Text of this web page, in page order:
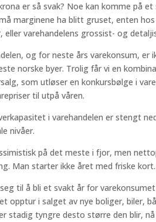
er så svak? Noe kan komme på
marginene ha blitt gruset, enten
eller varehandelens grossist- og
og for neste års varekonsum, er
norske byer. Trolig får vi en
som utløser en konkursbølge i
til utpå våren.
i varehandelen er stengt
nivåer.
på det meste i fjor, men
Man starter ikke året med friske
til å bli et svakt år for
opptur i salget av nye boliger, biler,
stadig tyngre desto større den blir,